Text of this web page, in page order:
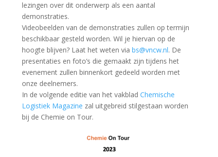
lezingen over dit onderwerp als een aantal
demonstraties.
Videobeelden van de demonstraties zullen op termijn
beschikbaar gesteld worden. Wil je hiervan op de
hoogte blijven? Laat het weten via bs@vncw.nl. De
presentaties en foto’s die gemaakt zijn tijdens het
evenement zullen binnenkort gedeeld worden met
onze deelnemers.
In de volgende editie van het vakblad Chemische
Logistiek Magazine zal uitgebreid stilgestaan worden
bij de Chemie on Tour.